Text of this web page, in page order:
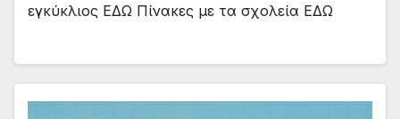
εγκύκλιος ΕΔΩ Πίνακες με τα σχολεία ΕΔΩ